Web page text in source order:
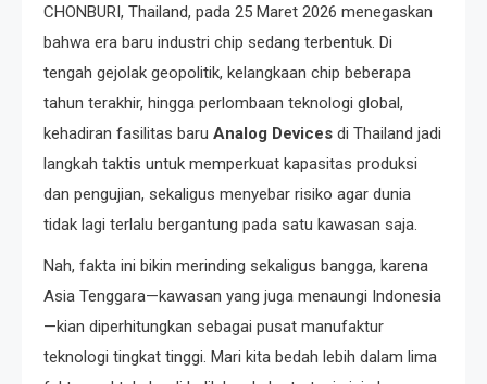
CHONBURI, Thailand, pada 25 Maret 2026 menegaskan
bahwa era baru industri chip sedang terbentuk. Di
tengah gejolak geopolitik, kelangkaan chip beberapa
tahun terakhir, hingga perlombaan teknologi global,
kehadiran fasilitas baru Analog Devices di Thailand jadi
langkah taktis untuk memperkuat kapasitas produksi
dan pengujian, sekaligus menyebar risiko agar dunia
tidak lagi terlalu bergantung pada satu kawasan saja.
Nah, fakta ini bikin merinding sekaligus bangga, karena
Asia Tenggara—kawasan yang juga menaungi Indonesia
—kian diperhitungkan sebagai pusat manufaktur
teknologi tingkat tinggi. Mari kita bedah lebih dalam lima